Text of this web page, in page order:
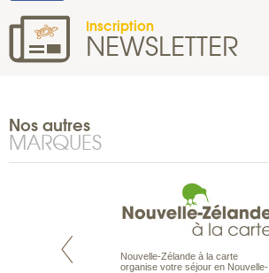
Inscription
NEWSLETTER
Nos autres
MARQUES
est le spécialiste
Nouvelle-Zélande à la carte
organise votre séjour en Nouvelle-